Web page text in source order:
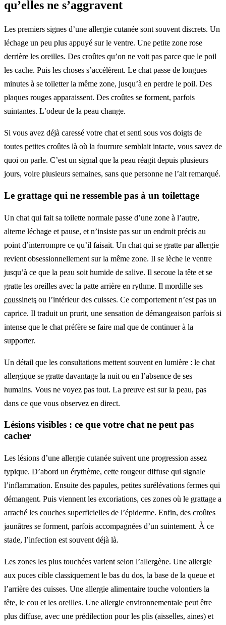
qu’elles ne s’aggravent
Les premiers signes d’une allergie cutanée sont souvent discrets. Un
léchage un peu plus appuyé sur le ventre. Une petite zone rose
derrière les oreilles. Des croûtes qu’on ne voit pas parce que le poil
les cache. Puis les choses s’accélèrent. Le chat passe de longues
minutes à se toiletter la même zone, jusqu’à en perdre le poil. Des
plaques rouges apparaissent. Des croûtes se forment, parfois
suintantes. L’odeur de la peau change.
Si vous avez déjà caressé votre chat et senti sous vos doigts de
toutes petites croûtes là où la fourrure semblait intacte, vous savez de
quoi on parle. C’est un signal que la peau réagit depuis plusieurs
jours, voire plusieurs semaines, sans que personne ne l’ait remarqué.
Le grattage qui ne ressemble pas à un toilettage
Un chat qui fait sa toilette normale passe d’une zone à l’autre,
alterne léchage et pause, et n’insiste pas sur un endroit précis au
point d’interrompre ce qu’il faisait. Un chat qui se gratte par allergie
revient obsessionnellement sur la même zone. Il se lèche le ventre
jusqu’à ce que la peau soit humide de salive. Il secoue la tête et se
gratte les oreilles avec la patte arrière en rythme. Il mordille ses
coussinets ou l’intérieur des cuisses. Ce comportement n’est pas un
caprice. Il traduit un prurit, une sensation de démangeaison parfois si
intense que le chat préfère se faire mal que de continuer à la
supporter.
Un détail que les consultations mettent souvent en lumière : le chat
allergique se gratte davantage la nuit ou en l’absence de ses
humains. Vous ne voyez pas tout. La preuve est sur la peau, pas
dans ce que vous observez en direct.
Lésions visibles : ce que votre chat ne peut pas
cacher
Les lésions d’une allergie cutanée suivent une progression assez
typique. D’abord un érythème, cette rougeur diffuse qui signale
l’inflammation. Ensuite des papules, petites surélévations fermes qui
démangent. Puis viennent les excoriations, ces zones où le grattage a
arraché les couches superficielles de l’épiderme. Enfin, des croûtes
jaunâtres se forment, parfois accompagnées d’un suintement. À ce
stade, l’infection est souvent déjà là.
Les zones les plus touchées varient selon l’allergène. Une allergie
aux puces cible classiquement le bas du dos, la base de la queue et
l’arrière des cuisses. Une allergie alimentaire touche volontiers la
tête, le cou et les oreilles. Une allergie environnementale peut être
plus diffuse, avec une prédilection pour les plis (aisselles, aines) et